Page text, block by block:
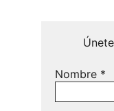
Nombre *